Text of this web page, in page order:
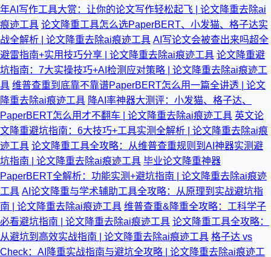
年AI写作工具大赏：让你的论文写作轻松起飞 | 论文降重去除ai
痕迹工具 论文降重工具怎么选PaperBERT、小发猫、格子达实
战全解析 | 论文降重去除ai痕迹工具 AI写论文会被查出来吗超全
避雷指南+实用技巧分享 | 论文降重去除ai痕迹工具 论文降重避
坑指南：7大实操技巧+AI检测应对策略 | 论文降重去除ai痕迹工
具 维普查重到底靠不靠谱PaperBERT怎么用一篇全讲透 | 论文
降重去除ai痕迹工具 降AI率神器大测评：小发猫、格子达、
PaperBERT怎么用才不翻车 | 论文降重去除ai痕迹工具 英文论
文降重避坑指南：6大技巧+工具实测全解析 | 论文降重去除ai痕
迹工具 论文降重工具全攻略：从维普查重规则到AI神器实测避
坑指南 | 论文降重去除ai痕迹工具 毕业论文降重神器
PaperBERT全解析：功能实测+避坑指南 | 论文降重去除ai痕迹
工具 AI论文降重与学术辅助工具全攻略：从原理到实战避坑指
南 | 论文降重去除ai痕迹工具 维普查重&降重全攻略：工科学子
必看避坑指南 | 论文降重去除ai痕迹工具 论文降重工具全攻略：
从避坑到高效实战指南 | 论文降重去除ai痕迹工具 格子达 vs
Check：AI降重实战指南与避坑全攻略 | 论文降重去除ai痕迹工